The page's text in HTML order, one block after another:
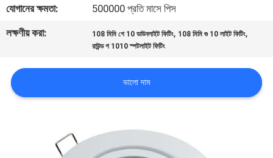
উদ্ধৃতির
আবেদন
যোগানের ক্ষমতা:
500000 প্রতি মাসে পিস
লক্ষণীয় করা:
108 মিমি গে 10 ডাউনলাইট ফিটিং, 108 মিমি গু 10 লাইট ফিটিং,
রাউন্ড গ 1010 স্পটলাইট ফিটিং
ভালো দাম